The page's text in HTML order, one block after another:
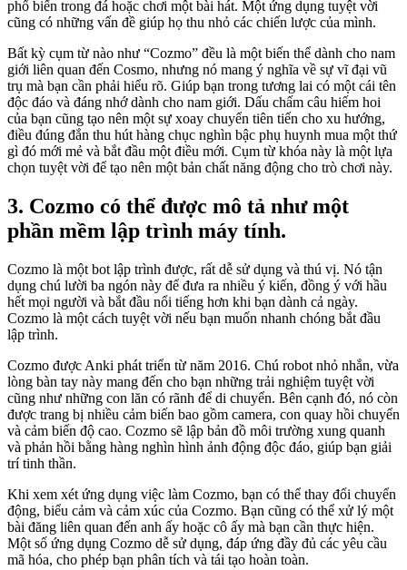
phổ biến trong đá hoặc chơi một bài hát. Một ứng dụng tuyệt vời
cũng có những vấn đề giúp họ thu nhỏ các chiến lược của mình.
Bất kỳ cụm từ nào như “Cozmo” đều là một biến thể dành cho nam
giới liên quan đến Cosmo, nhưng nó mang ý nghĩa về sự vĩ đại vũ
trụ mà bạn cần phải hiểu rõ. Giúp bạn trong tương lai có một cái tên
độc đáo và đáng nhớ dành cho nam giới. Dấu chấm câu hiếm hoi
của bạn cũng tạo nên một sự xoay chuyển tiên tiến cho xu hướng,
điều đúng đắn thu hút hàng chục nghìn bậc phụ huynh mua một thứ
gì đó mới mẻ và bắt đầu một điều mới. Cụm từ khóa này là một lựa
chọn tuyệt vời để tạo nên một bản chất năng động cho trò chơi này.
3. Cozmo có thể được mô tả như một
phần mềm lập trình máy tính.
Cozmo là một bot lập trình được, rất dễ sử dụng và thú vị. Nó tận
dụng chú lười ba ngón này để đưa ra nhiều ý kiến, đồng ý với hầu
hết mọi người và bắt đầu nổi tiếng hơn khi bạn dành cả ngày.
Cozmo là một cách tuyệt vời nếu bạn muốn nhanh chóng bắt đầu
lập trình.
Cozmo được Anki phát triển từ năm 2016. Chú robot nhỏ nhắn, vừa
lòng bàn tay này mang đến cho bạn những trải nghiệm tuyệt vời
cũng như những con lăn có rãnh để di chuyển. Bên cạnh đó, nó còn
được trang bị nhiều cảm biến bao gồm camera, con quay hồi chuyển
và cảm biến độ cao. Cozmo sẽ lập bản đồ môi trường xung quanh
và phản hồi bằng hàng nghìn hình ảnh động độc đáo, giúp bạn giải
trí tinh thần.
Khi xem xét ứng dụng việc làm Cozmo, bạn có thể thay đổi chuyển
động, biểu cảm và cảm xúc của Cozmo. Bạn cũng có thể xử lý một
bài đăng liên quan đến anh ấy hoặc cô ấy mà bạn cần thực hiện.
Một số ứng dụng Cozmo dễ sử dụng, đáp ứng đầy đủ các yêu cầu
mã hóa, cho phép bạn phân tích và tái tạo hoàn toàn.